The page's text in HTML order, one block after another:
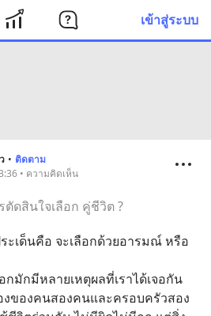
เข้าสู่ระบบ
• ติดตาม
• ความคิดเห็น
ดสินใจเลือก คู่ชีวิต ?
ะเด็นคือ จะเลือกด้วยอารมณ์ หรือ
มักมีหลายเหตุผลที่เราได้เจอกัน
งของคนสองคนและครอบครัวสอง